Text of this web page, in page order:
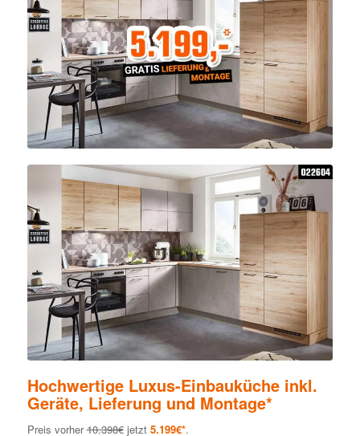
Hochwertige Luxus-Einbauküche inkl.
Geräte, Lieferung und Montage*
Preis vorher10.398€jetzt 5.199€*.